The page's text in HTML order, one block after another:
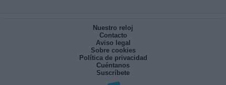
Nuestro reloj
Contacto
Aviso legal
Sobre cookies
Política de privacidad
Cuéntanos
Suscríbete